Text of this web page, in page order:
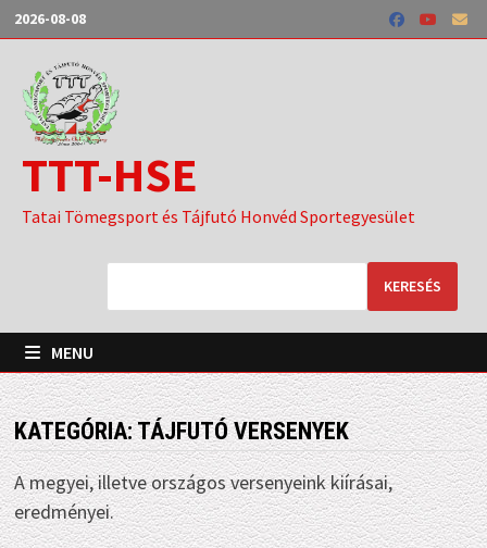
Skip
to
content
2026-08-08
TTT-HSE
Tatai Tömegsport és Tájfutó Honvéd Sportegyesület
KERESÉS
MENU
KATEGÓRIA:TÁJFUTÓ VERSENYEK
A megyei, illetve országos versenyeink kiírásai,
eredményei.